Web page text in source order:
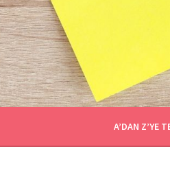
A’DAN Z’YE